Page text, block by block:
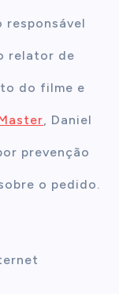
responsável
relator de
do filme e
, Daniel
prevenção
o pedido.